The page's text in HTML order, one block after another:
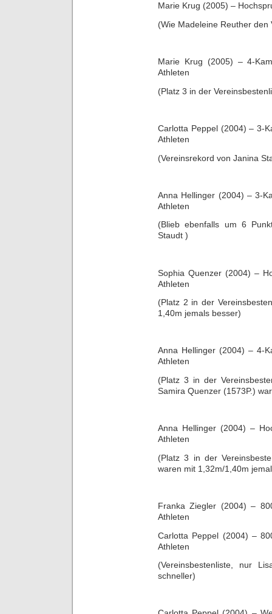
Marie Krug (2005) –
(Wie Madeleine Reuther
Marie Krug (2005) – 4-
Athleten
(Platz 3 in der
Carlotta Peppel (2004) – 3-
Athleten
(Vereinsrekord von Janina
Anna Hellinger (2004) – 3-
Athleten
(Blieb ebenfalls um 6
Staudt )
Sophia Quenzer (2004) –
Athleten
(Platz 2 in der
1,40m jemals besser)
Anna Hellinger (2004) – 4-
Athleten
(Platz 3 in der
Samira Quenzer (1573P.)
Anna Hellinger (2004) –
Athleten
(Platz 3 in der
waren mit 1,32m/1,40m
Franka Ziegler (2004) –
Athleten
Carlotta Peppel (2004) –
Athleten
(Vereinsbestenliste, nur
schneller)